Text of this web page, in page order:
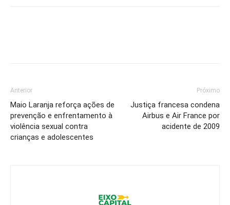
Anterior
Maio Laranja reforça ações de
prevenção e enfrentamento à
violência sexual contra
crianças e adolescentes
Próximo
Justiça francesa condena
Airbus e Air France por
acidente de 2009